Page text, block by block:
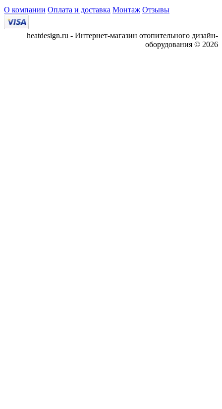
О компании Оплата и доставка Монтаж Отзывы
heatdesign.ru - Интернет-магазин отопительного дизайн-
оборудования © 2026